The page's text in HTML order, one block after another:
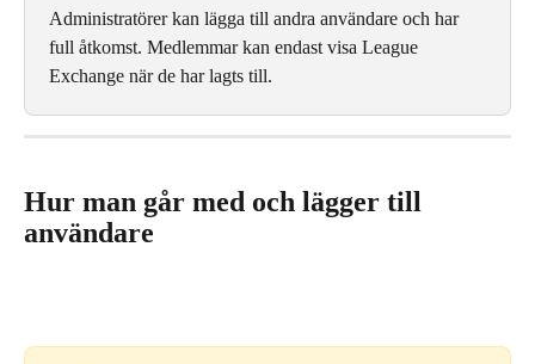
Administratörer kan lägga till andra användare och har
full åtkomst. Medlemmar kan endast visa League
Exchange när de har lagts till.
Hur man går med och lägger till
användare